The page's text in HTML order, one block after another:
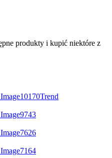
produkty i kupić niektóre z
Trend